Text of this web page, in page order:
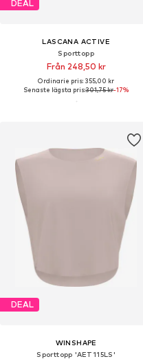
DEAL
LASCANA ACTIVE
Sporttopp
Från 248,50 kr
Ordinarie pris: 355,00 kr
Senaste lägsta pris:301,75 kr-17%
DEAL
WINSHAPE
Sporttopp 'AET115LS'